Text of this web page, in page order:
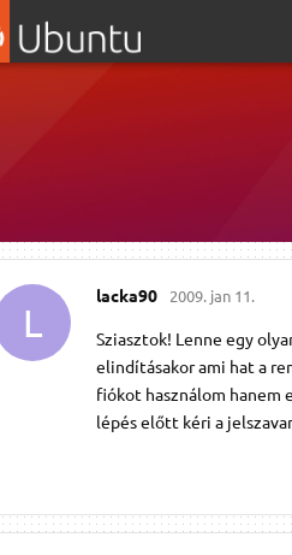
L
lacka90 2009. jan 11.
Sziasztok! Lenne egy
elindításakor ami hat a
fiókot használom hanem
lépés előtt kéri a